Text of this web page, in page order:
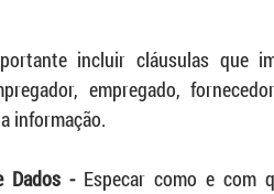
incluir cláusulas que
empregado,
informação.
Dados -
Especar como e com